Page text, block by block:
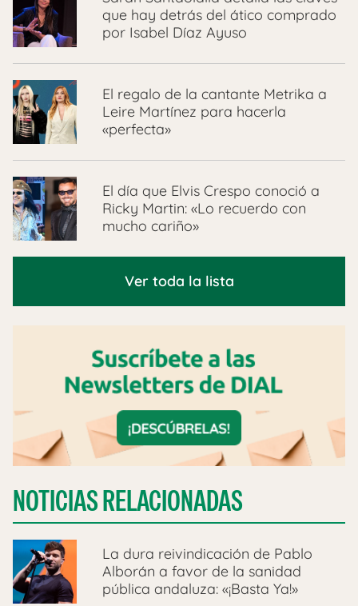
que hay detrás del ático comprado
por Isabel Díaz Ayuso
El regalo de la cantante Metrika a
Leire Martínez para hacerla
«perfecta»
El día que Elvis Crespo conoció a
Ricky Martin: «Lo recuerdo con
mucho cariño»
Ver toda la lista
NOTICIAS RELACIONADAS
La dura reivindicación de Pablo
Alborán a favor de la sanidad
pública andaluza: «¡Basta Ya!»